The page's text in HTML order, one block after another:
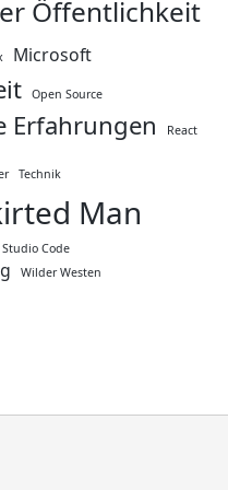
Öffentlichkeit
Microsoft
Open Source
Erfahrungen React
Technik
Man
Code
Wilder Westen